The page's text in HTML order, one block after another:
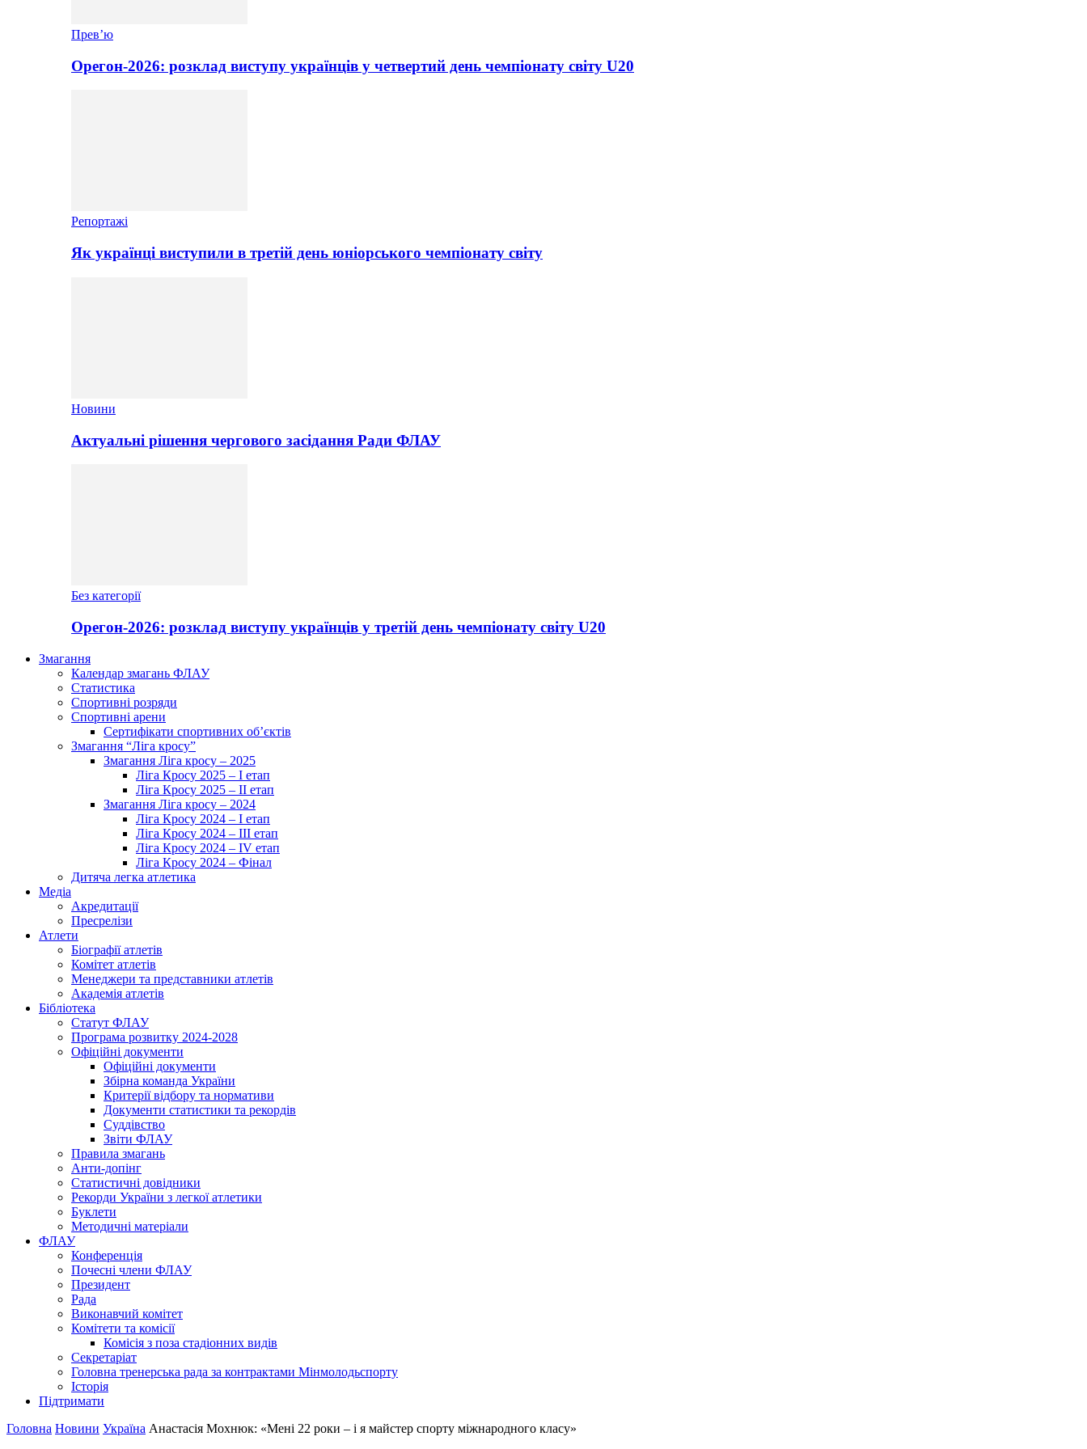
Прев’ю
Орегон-2026: розклад виступу українців у четвертий день чемпіонату світу U20
Репортажі
Як українці виступили в третій день юніорського чемпіонату світу
Новини
Актуальні рішення чергового засідання Ради ФЛАУ
Без категорії
Орегон-2026: розклад виступу українців у третій день чемпіонату світу U20
Змагання
Календар змагань ФЛАУ
Статистика
Спортивні розряди
Спортивні арени
Сертифікати спортивних об’єктів
Змагання “Ліга кросу”
Змагання Ліга кросу – 2025
Ліга Кросу 2025 – I етап
Ліга Кросу 2025 – II етап
Змагання Ліга кросу – 2024
Ліга Кросу 2024 – I етап
Ліга Кросу 2024 – III етап
Ліга Кросу 2024 – IV етап
Ліга Кросу 2024 – Фінал
Дитяча легка атлетика
Медіа
Акредитації
Пресрелізи
Атлети
Біографії атлетів
Комітет атлетів
Менеджери та представники атлетів
Академія атлетів
Бібліотека
Статут ФЛАУ
Програма розвитку 2024-2028
Офіційні документи
Офіційні документи
Збірна команда України
Критерії відбору та нормативи
Документи статистики та рекордів
Суддівство
Звіти ФЛАУ
Правила змагань
Анти-допінг
Статистичні довідники
Рекорди України з легкої атлетики
Буклети
Методичні матеріали
ФЛАУ
Конференція
Почесні члени ФЛАУ
Президент
Рада
Виконавчий комітет
Комітети та комісії
Комісія з поза стадіонних видів
Секретаріат
Головна тренерська рада за контрактами Мінмолодьспорту
Історія
Підтримати
Головна Новини Україна Анастасія Мохнюк: «Мені 22 роки – і я майстер спорту міжнародного класу»